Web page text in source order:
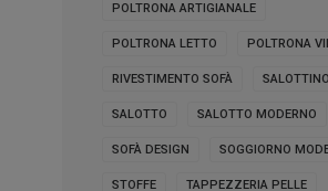
POLTRONA ARTIGIANALE
POLTRONA LETTO POLTRONA
RIVESTIMENTO SOFÀ SALOTTINO
SALOTTO SALOTTO MODERNO
SOFÀ DESIGN SOGGIORNO
STOFFE TAPPEZZERIA PELLE